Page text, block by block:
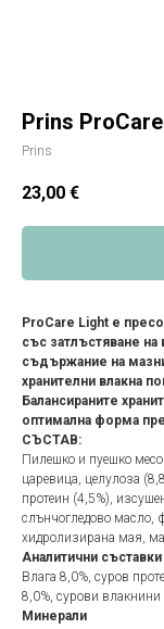
Prins
Prins
23,00 €
ProCare Light е
със затлъстяване
съдържание на
хранителни влакна
Балансираните
оптимална форма
СЪСТАВ:
Пилешко и пуешко
царевица, целулоза
протеин (4,5%),
слънчогледово масло,
хидролизирана мая,
Аналитични съставки
Влага 8,0%, суров
8,0%, сурови влакнини
Минерали